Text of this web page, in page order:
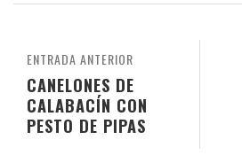
ENTRADA ANTERIOR
CANELONES DE
CALABACÍN CON
PESTO DE PIPAS